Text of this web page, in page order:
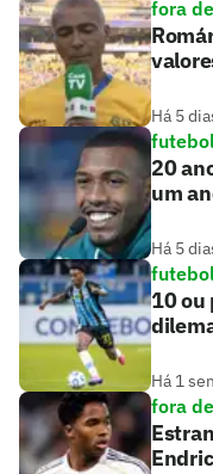
fora
Há 5
20
um
Há 5
10 ou
Há 1
fora